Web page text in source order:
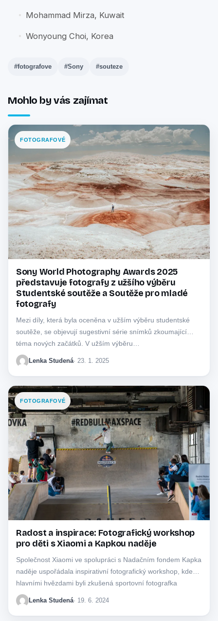
Mohammad Mirza, Kuwait
Wonyoung Choi, Korea
#fotografove #Sony #souteze
Mohlo by vás zajímat
FOTOGRAFOVÉ
Sony World Photography Awards 2025
představuje fotografy z užšího výběru
Studentské soutěže a Soutěže pro mladé
fotografy
Mezi díly, která byla oceněna v užším výběru studentské
soutěže, se objevují sugestivní série snímků zkoumající
téma nových začátků. V užším výběru…
Lenka Studená· 23. 1. 2025
FOTOGRAFOVÉ
Radost a inspirace: Fotografický workshop
pro děti s Xiaomi a Kapkou naděje
Společnost Xiaomi ve spolupráci s Nadačním fondem Kapka
naděje uspořádala inspirativní fotografický workshop, kde
hlavními hvězdami byli zkušená sportovní fotografka
Barbora Reichová…
Lenka Studená· 19. 6. 2024